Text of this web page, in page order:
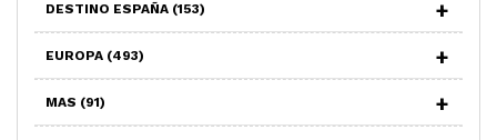
DESTINO ESPAÑA (153)
EUROPA (493)
MAS (91)